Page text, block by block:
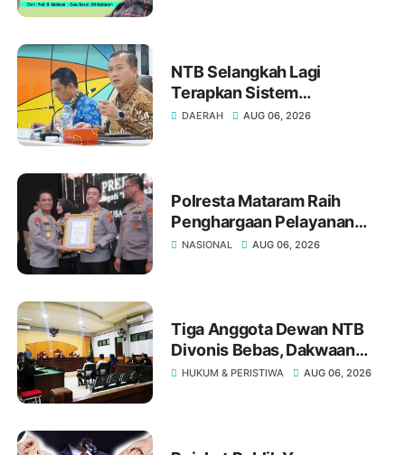
NTB Selangkah Lagi
Terapkan Sistem
Manajemen Talenta ASN
DAERAH AUG 06, 2026
Polresta Mataram Raih
Penghargaan Pelayanan
Prima Kategori A dari Kapolri
NASIONAL AUG 06, 2026
Tiga Anggota Dewan NTB
Divonis Bebas, Dakwaan
Pasal Gratifikasi Oleh JPU
HUKUM & PERISTIWA AUG 06, 2026